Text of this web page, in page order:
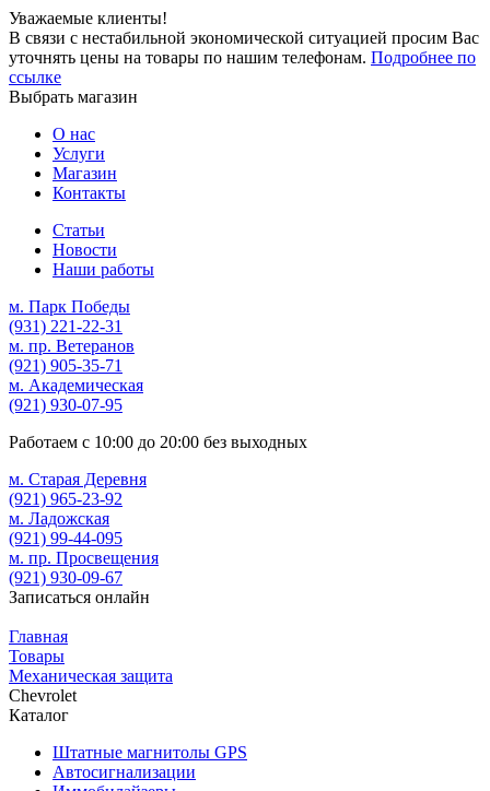
Уважаемые клиенты!
В связи с нестабильной экономической ситуацией просим Вас
уточнять цены на товары по нашим телефонам. Подробнее по
ссылке
Выбрать магазин
О нас
Услуги
Магазин
Контакты
Статьи
Новости
Наши работы
м. Парк Победы
(931) 221-22-31
м. пр. Ветеранов
(921) 905-35-71
м. Академическая
(921) 930-07-95
Работаем с 10:00 до 20:00 без выходных
м. Старая Деревня
(921) 965-23-92
м. Ладожская
(921) 99-44-095
м. пр. Просвещения
(921) 930-09-67
Записаться онлайн
Главная
Товары
Механическая защита
Chevrolet
Каталог
Штатные магнитолы GPS
Автосигнализации